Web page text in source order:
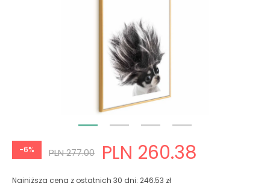
-6% PLN 277.00 PLN 260.38
Najniższa cena z ostatnich 30 dni: 246,53 zł